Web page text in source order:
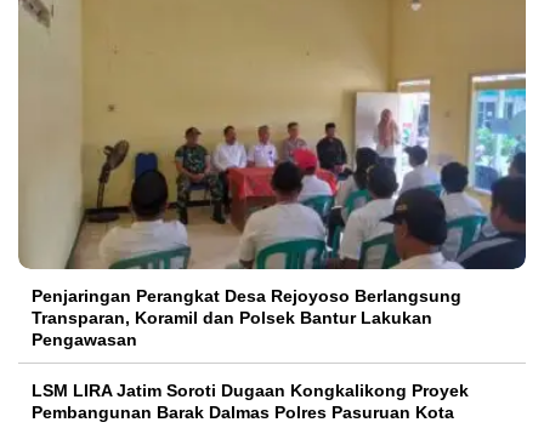
Penjaringan Perangkat Desa Rejoyoso Berlangsung
Transparan, Koramil dan Polsek Bantur Lakukan
Pengawasan
LSM LIRA Jatim Soroti Dugaan Kongkalikong Proyek
Pembangunan Barak Dalmas Polres Pasuruan Kota